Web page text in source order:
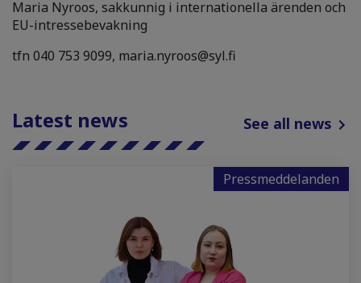
Maria Nyroos, sakkunnig i internationella ärenden och
EU-intressebevakning
tfn 040 753 9099, maria.nyroos@syl.fi
Latest news See all news
Pressmeddelanden